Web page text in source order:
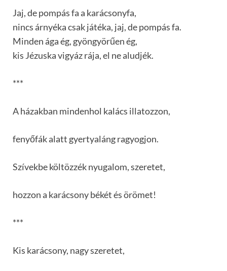
Jaj, de pompás fa a karácsonyfa,
nincs árnyéka csak játéka, jaj, de pompás fa.
Minden ága ég, gyöngyörűen ég,
kis Jézuska vigyáz rája, el ne aludjék.
***
A házakban mindenhol kalács illatozzon,
fenyőfák alatt gyertyaláng ragyogjon.
Szívekbe költözzék nyugalom, szeretet,
hozzon a karácsony békét és örömet!
***
Kis karácsony, nagy szeretet,